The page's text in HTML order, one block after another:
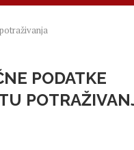
PODATKE